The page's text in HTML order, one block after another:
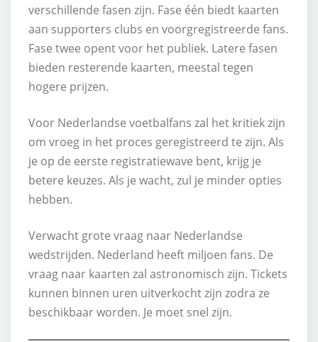
verschillende fasen zijn. Fase één biedt kaarten
aan supporters clubs en voorgregistreerde fans.
Fase twee opent voor het publiek. Latere fasen
bieden resterende kaarten, meestal tegen
hogere prijzen.
Voor Nederlandse voetbalfans zal het kritiek zijn
om vroeg in het proces geregistreerd te zijn. Als
je op de eerste registratiewave bent, krijg je
betere keuzes. Als je wacht, zul je minder opties
hebben.
Verwacht grote vraag naar Nederlandse
wedstrijden. Nederland heeft miljoen fans. De
vraag naar kaarten zal astronomisch zijn. Tickets
kunnen binnen uren uitverkocht zijn zodra ze
beschikbaar worden. Je moet snel zijn.